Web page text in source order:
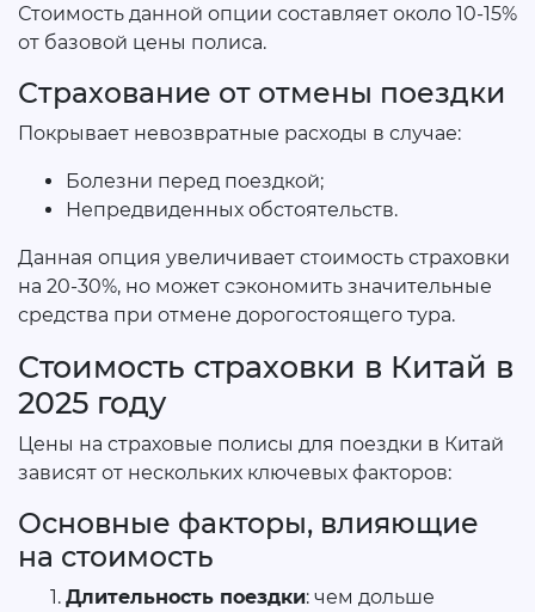
Стоимость данной опции составляет около 10-15%
от базовой цены полиса.
Страхование от отмены поездки
Покрывает невозвратные расходы в случае:
Болезни перед поездкой;
Непредвиденных обстоятельств.
Данная опция увеличивает стоимость страховки
на 20-30%, но может сэкономить значительные
средства при отмене дорогостоящего тура.
Стоимость страховки в Китай в
2025 году
Цены на страховые полисы для поездки в Китай
зависят от нескольких ключевых факторов:
Основные факторы, влияющие
на стоимость
Длительность поездки: чем дольше